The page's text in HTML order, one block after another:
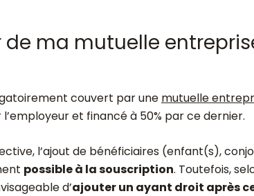
ma mutuelle
couvert par une mutuelle
et financé à 50% par ce dernier.
l’ajout de bénéficiaires (enfant(s),
possible à la souscription. Toutefois,
d’ajouter un ayant droit après